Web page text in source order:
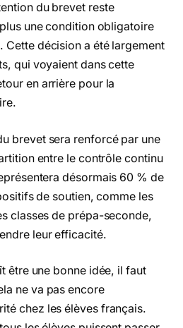
du brevet reste
une condition obligatoire
Cette décision a été largement
qui voyaient dans cette
en arrière pour la
brevet sera renforcé par une
entre le contrôle continu
désormais 60 % de
de soutien, comme les
classes de prépa-seconde,
leur efficacité.
être une bonne idée, il faut
ne va pas encore
chez les élèves français.